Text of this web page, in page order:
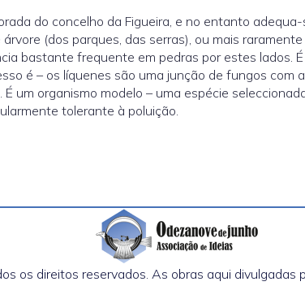
do concelho da Figueira, e no entanto
(dos parques, das serras), ou mais
bastante frequente em pedras por estes lados.
é – os líquenes são uma junção de fungos
um organismo modelo – uma espécie
tolerante à poluição.
os direitos reservados. As obras aqui divulgadas